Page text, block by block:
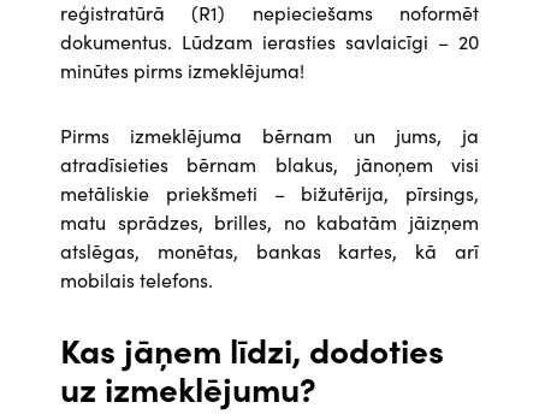
reģistratūrā (R1) nepieciešams noformēt
dokumentus. Lūdzam ierasties savlaicīgi – 20
minūtes pirms izmeklējuma!
Pirms izmeklējuma bērnam un jums, ja
atradīsieties bērnam blakus, jānoņem visi
metāliskie priekšmeti – bižutērija, pīrsings,
matu sprādzes, brilles, no kabatām jāizņem
atslēgas, monētas, bankas kartes, kā arī
mobilais telefons.
Kas jāņem līdzi, dodoties
uz izmeklējumu?